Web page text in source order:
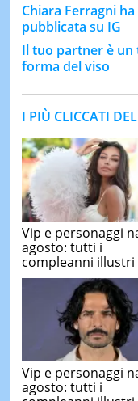
Chiara Ferragni
pubblicata su IG
Il tuo partner è un
forma del viso
I PIÙ CLICCATI
Vip e personaggi
agosto: tutti i
compleanni illustri
Vip e personaggi
agosto: tutti i